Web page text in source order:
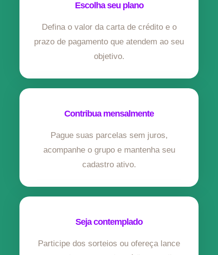
Escolha seu plano
Defina o valor da carta de crédito e o
prazo de pagamento que atendem ao seu
objetivo.
Contribua mensalmente
Pague suas parcelas sem juros,
acompanhe o grupo e mantenha seu
cadastro ativo.
Seja contemplado
Participe dos sorteios ou ofereça lance